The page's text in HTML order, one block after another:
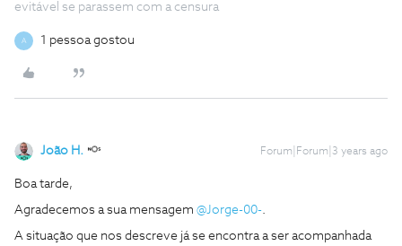
evitável se parassem com a censura
A 1 pessoa gostou
João H. Forum|Forum|3 years ago
Boa tarde,
Agradecemos a sua mensagem @Jorge-00-.
A situação que nos descreve já se encontra a ser acompanhada